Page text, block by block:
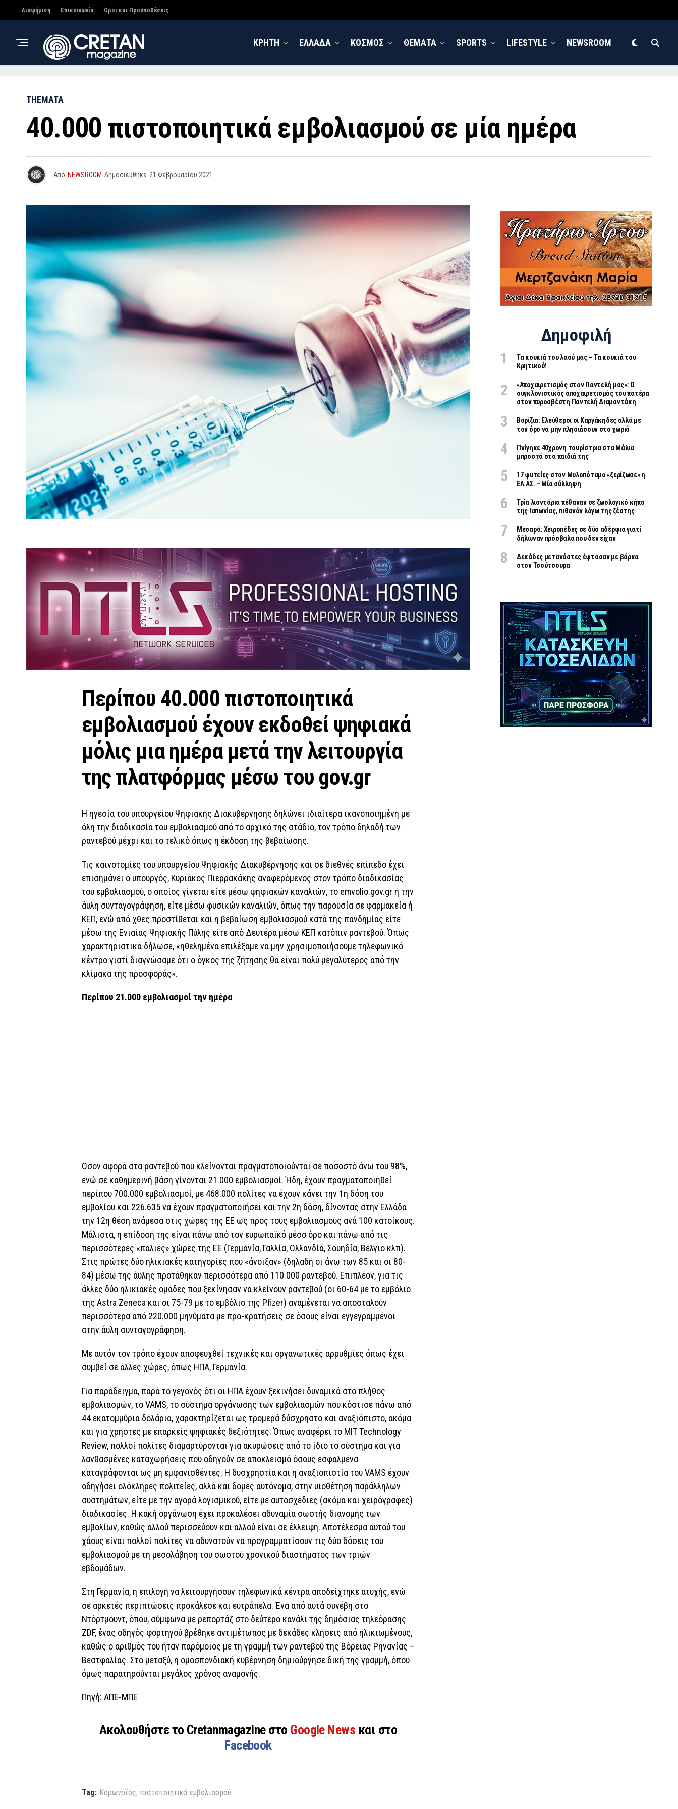
Διαφήμιση Επικοινωνία Όροι και Προϋποθέσεις
ΚΡΗΤΗ ΕΛΛΑΔΑ ΚΟΣΜΟΣ ΘΕΜΑΤΑ SPORTS LIFESTYLE NEWSROOM
THEMATA
40.000 πιστοποιητικά εμβολιασμού σε μία ημέρα
Από NEWSROOM Δημοσιεύθηκε 21 Φεβρουαρίου 2021
Περίπου 40.000 πιστοποιητικά
εμβολιασμού έχουν εκδοθεί ψηφιακά
μόλις μια ημέρα μετά την λειτουργία
της πλατφόρμας μέσω του gov.gr
Η ηγεσία του υπουργείου Ψηφιακής Διακυβέρνησης δηλώνει ιδιαίτερα ικανοποιημένη με
όλη την διαδικασία του εμβολιασμού από το αρχικό της στάδιο, τον τρόπο δηλαδή των
ραντεβού μέχρι και το τελικό όπως η έκδοση της βεβαίωσης.
Τις καινοτομίες του υπουργείου Ψηφιακής Διακυβέρνησης και σε διεθνές επίπεδο έχει
επισημάνει ο υπουργός, Κυριάκος Πιερρακάκης αναφερόμενος στον τρόπο διαδικασίας
του εμβολιασμού, ο οποίος γίνεται είτε μέσω ψηφιακών καναλιών, το emvolio.gov.gr ή την
άυλη συνταγογράφηση, είτε μέσω φυσικών καναλιών, όπως την παρουσία σε φαρμακεία ή
ΚΕΠ, ενώ από χθες προστίθεται και η βεβαίωση εμβολιασμού κατά της πανδημίας είτε
μέσω της Ενιαίας Ψηφιακής Πύλης είτε από Δευτέρα μέσω ΚΕΠ κατόπιν ραντεβού. Όπως
χαρακτηριστικά δήλωσε, «ηθελημένα επιλέξαμε να μην χρησιμοποιήσουμε τηλεφωνικό
κέντρο γιατί διαγνώσαμε ότι ο όγκος της ζήτησης θα είναι πολύ μεγαλύτερος από την
κλίμακα της προσφοράς».
Περίπου 21.000 εμβολιασμοί την ημέρα
Όσον αφορά στα ραντεβού που κλείνονται πραγματοποιούνται σε ποσοστό άνω του 98%,
ενώ σε καθημερινή βάση γίνονται 21.000 εμβολιασμοί. Ήδη, έχουν πραγματοποιηθεί
περίπου 700.000 εμβολιασμοί, με 468.000 πολίτες να έχουν κάνει την 1η δόση του
εμβολίου και 226.635 να έχουν πραγματοποιήσει και την 2η δόση, δίνοντας στην Ελλάδα
την 12η θέση ανάμεσα στις χώρες της ΕΕ ως προς τους εμβολιασμούς ανά 100 κατοίκους.
Μάλιστα, η επίδοσή της είναι πάνω από τον ευρωπαϊκό μέσο όρο και πάνω από τις
περισσότερες «παλιές» χώρες της ΕΕ (Γερμανία, Γαλλία, Ολλανδία, Σουηδία, Βέλγιο κλπ).
Στις πρώτες δύο ηλικιακές κατηγορίες που «άνοιξαν» (δηλαδή οι άνω των 85 και οι 80-
84) μέσω της άυλης προτάθηκαν περισσότερα από 110.000 ραντεβού. Επιπλέον, για τις
άλλες δύο ηλικιακές ομάδες που ξεκίνησαν να κλείνουν ραντεβού (οι 60-64 με το εμβόλιο
της Astra Zeneca και οι 75-79 με το εμβόλιο της Pfizer) αναμένεται να αποσταλούν
περισσότερα από 220.000 μηνύματα με προ-κρατήσεις σε όσους είναι εγγεγραμμένοι
στην άυλη συνταγογράφηση.
Με αυτόν τον τρόπο έχουν αποφευχθεί τεχνικές και οργανωτικές αρρυθμίες όπως έχει
συμβεί σε άλλες χώρες, όπως ΗΠΑ, Γερμανία.
Για παράδειγμα, παρά το γεγονός ότι οι ΗΠΑ έχουν ξεκινήσει δυναμικά στο πλήθος
εμβολιασμών, το VAMS, το σύστημα οργάνωσης των εμβολιασμών που κόστισε πάνω από
44 εκατομμύρια δολάρια, χαρακτηρίζεται ως τρομερά δύσχρηστο και αναξιόπιστο, ακόμα
και για χρήστες με επαρκείς ψηφιακές δεξιότητες. Όπως αναφέρει το MIT Technology
Review, πολλοί πολίτες διαμαρτύρονται για ακυρώσεις από το ίδιο το σύστημα και για
λανθασμένες καταχωρήσεις που οδηγούν σε αποκλεισμό όσους εσφαλμένα
καταγράφονται ως μη εμφανισθέντες. Η δυσχρηστία και η αναξιοπιστία του VAMS έχουν
οδηγήσει ολόκληρες πολιτείες, αλλά και δομές αυτόνομα, στην υιοθέτηση παράλληλων
συστημάτων, είτε με την αγορά λογισμικού, είτε με αυτοσχέδιες (ακόμα και χειρόγραφες)
διαδικασίες. Η κακή οργάνωση έχει προκαλέσει αδυναμία σωστής διανομής των
εμβολίων, καθώς αλλού περισσεύουν και αλλού είναι σε έλλειψη. Αποτέλεσμα αυτού του
χάους είναι πολλοί πολίτες να αδυνατούν να προγραμματίσουν τις δύο δόσεις του
εμβολιασμού με τη μεσολάβηση του σωστού χρονικού διαστήματος των τριών
εβδομάδων.
Στη Γερμανία, η επιλογή να λειτουργήσουν τηλεφωνικά κέντρα αποδείχτηκε ατυχής, ενώ
σε αρκετές περιπτώσεις προκάλεσε και ευτράπελα. Ένα από αυτά συνέβη στο
Ντόρτμουντ, όπου, σύμφωνα με ρεπορτάζ στο δεύτερο κανάλι της δημόσιας τηλεόρασης
ZDF, ένας οδηγός φορτηγού βρέθηκε αντιμέτωπος με δεκάδες κλήσεις από ηλικιωμένους,
καθώς ο αριθμός του ήταν παρόμοιος με τη γραμμή των ραντεβού της Βόρειας Ρηνανίας –
Βεστφαλίας. Στο μεταξύ, η ομοσπονδιακή κυβέρνηση δημιούργησε δική της γραμμή, όπου
όμως παρατηρούνται μεγάλος χρόνος αναμονής.
Πηγή: ΑΠΕ-ΜΠΕ
Ακολουθήστε το Cretanmagazine στο Google News και στο
Facebook
Tag: Κορωνοϊός, πιστοποιητικά εμβολιασμού
Δημοφιλή
Τα κουκιά του λαού μας – Τα κουκιά του
Κρητικού!
«Aποχαιρετισμός στον Παντελή μας»: Ο
συγκλονιστικός αποχαιρετισμός του πατέρα
στον πυροσβέστη Παντελή Διαμαντάκη
Βορίζια: Ελεύθεροι οι Καργάκηδες αλλά με
τον όρο να μην πλησιάσουν στο χωριό
Πνίγηκε 40χρονη τουρίστρια στα Μάλια
μπροστά στα παιδιά της
17 φυτείες στον Μυλοπόταμο «ξερίζωσε» η
ΕΛ.ΑΣ. – Μία σύλληψη
Τρία λιοντάρια πέθαναν σε ζωολογικό κήπο
της Ιαπωνίας, πιθανόν λόγω της ζέστης
Μεσαρά: Χειροπέδες σε δύο αδέρφια γιατί
δήλωναν πρόσβαλα που δεν είχαν
Δεκάδες μετανάστες έφτασαν με βάρκα
στον Τσούτσουρα